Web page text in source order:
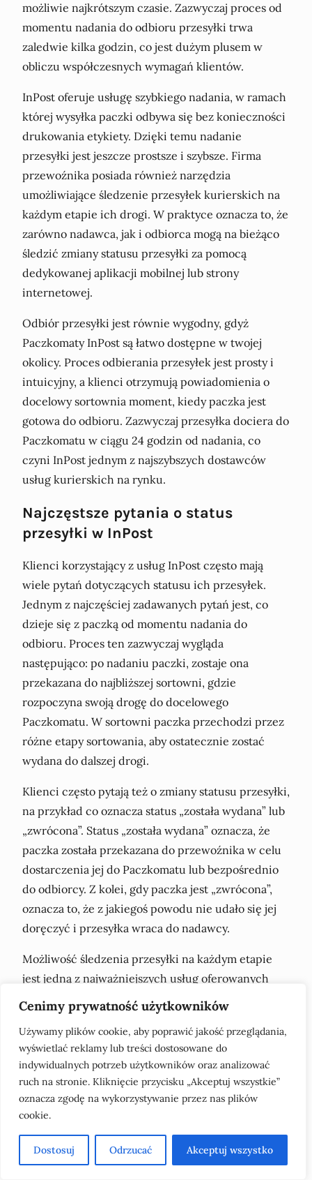
Cenimy prywatność użytkowników
Używamy plików cookie, aby poprawić jakość przeglądania,
wyświetlać reklamy lub treści dostosowane do
indywidualnych potrzeb użytkowników oraz analizować
ruch na stronie. Kliknięcie przycisku „Akceptuj wszystkie”
oznacza zgodę na wykorzystywanie przez nas plików
cookie.
Dostosuj Odrzucać Akceptuj wszystko
możliwie najkrótszym czasie. Zazwyczaj proces od
momentu nadania do odbioru przesyłki trwa
zaledwie kilka godzin, co jest dużym plusem w
obliczu współczesnych wymagań klientów.
InPost oferuje usługę szybkiego nadania, w ramach
której wysyłka paczki odbywa się bez konieczności
drukowania etykiety. Dzięki temu nadanie
przesyłki jest jeszcze prostsze i szybsze. Firma
przewoźnika posiada również narzędzia
umożliwiające śledzenie przesyłek kurierskich na
każdym etapie ich drogi. W praktyce oznacza to, że
zarówno nadawca, jak i odbiorca mogą na bieżąco
śledzić zmiany statusu przesyłki za pomocą
dedykowanej aplikacji mobilnej lub strony
internetowej.
Odbiór przesyłki jest równie wygodny, gdyż
Paczkomaty InPost są łatwo dostępne w twojej
okolicy. Proces odbierania przesyłek jest prosty i
intuicyjny, a klienci otrzymują powiadomienia o
docelowy sortownia moment, kiedy paczka jest
gotowa do odbioru. Zazwyczaj przesyłka dociera do
Paczkomatu w ciągu 24 godzin od nadania, co
czyni InPost jednym z najszybszych dostawców
usług kurierskich na rynku.
Najczęstsze pytania o status
przesyłki w InPost
Klienci korzystający z usług InPost często mają
wiele pytań dotyczących statusu ich przesyłek.
Jednym z najczęściej zadawanych pytań jest, co
dzieje się z paczką od momentu nadania do
odbioru. Proces ten zazwyczaj wygląda
następująco: po nadaniu paczki, zostaje ona
przekazana do najbliższej sortowni, gdzie
rozpoczyna swoją drogę do docelowego
Paczkomatu. W sortowni paczka przechodzi przez
różne etapy sortowania, aby ostatecznie zostać
wydana do dalszej drogi.
Klienci często pytają też o zmiany statusu przesyłki,
na przykład co oznacza status „została wydana” lub
„zwrócona”. Status „została wydana” oznacza, że
paczka została przekazana do przewoźnika w celu
dostarczenia jej do Paczkomatu lub bezpośrednio
do odbiorcy. Z kolei, gdy paczka jest „zwrócona”,
oznacza to, że z jakiegoś powodu nie udało się jej
doręczyć i przesyłka wraca do nadawcy.
Możliwość śledzenia przesyłki na każdym etapie
jest jedną z najważniejszych usług oferowanych
przez InPost. Wystarczy wpisać numer przesyłki na
stronie internetowej lub w aplikacji mobilnej
InPost, aby sprawdzić, na jakim etapie swojej drogi
aktualnie jest. Klienci są na bieżąco informowani o
wszelkich zmianach statusu przesyłki, co pozwala
im na lepsze zrozumienie, co dzieje się z paczką i
kiedy mogą się jej spodziewać.
Często klienci pytają również, co zrobić w
przypadku problemów z przesyłką. W takiej